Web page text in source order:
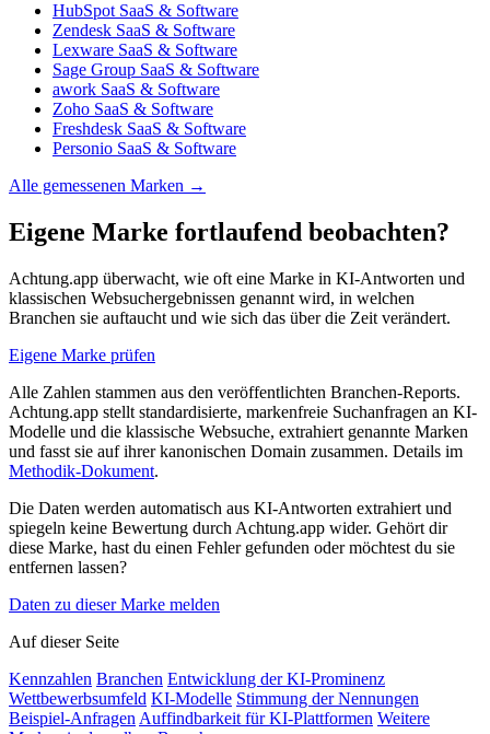
HubSpot SaaS & Software
Zendesk SaaS & Software
Lexware SaaS & Software
Sage Group SaaS & Software
awork SaaS & Software
Zoho SaaS & Software
Freshdesk SaaS & Software
Personio SaaS & Software
Alle gemessenen Marken →
Eigene Marke fortlaufend beobachten?
Achtung.app überwacht, wie oft eine Marke in KI-Antworten und
klassischen Websuchergebnissen genannt wird, in welchen
Branchen sie auftaucht und wie sich das über die Zeit verändert.
Eigene Marke prüfen
Alle Zahlen stammen aus den veröffentlichten Branchen-Reports.
Achtung.app stellt standardisierte, markenfreie Suchanfragen an KI-
Modelle und die klassische Websuche, extrahiert genannte Marken
und fasst sie auf ihrer kanonischen Domain zusammen. Details im
Methodik-Dokument.
Die Daten werden automatisch aus KI-Antworten extrahiert und
spiegeln keine Bewertung durch Achtung.app wider. Gehört dir
diese Marke, hast du einen Fehler gefunden oder möchtest du sie
entfernen lassen?
Daten zu dieser Marke melden
Auf dieser Seite
Kennzahlen Branchen Entwicklung der KI-Prominenz
Wettbewerbsumfeld KI-Modelle Stimmung der Nennungen
Beispiel-Anfragen Auffindbarkeit für KI-Plattformen Weitere